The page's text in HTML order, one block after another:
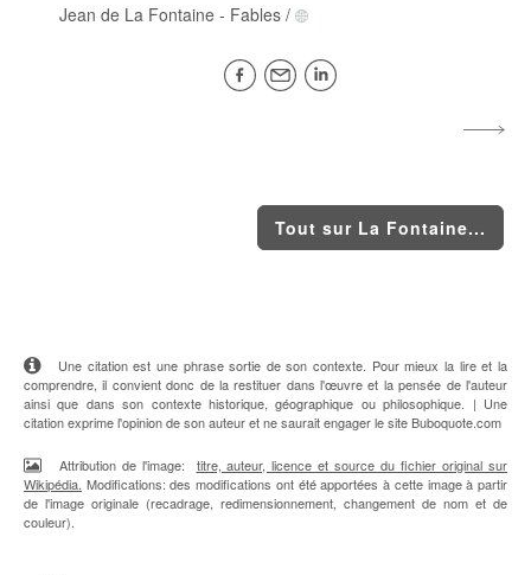
Jean de La Fontaine - Fables /
Tout sur La Fontaine...
Une citation est une phrase sortie de son contexte. Pour mieux la lire et la
comprendre, il convient donc de la restituer dans l'œuvre et la pensée de l'auteur
ainsi que dans son contexte historique, géographique ou philosophique. | Une
citation exprime l'opinion de son auteur et ne saurait engager le site Buboquote.com
Attribution de l'image: titre, auteur, licence et source du fichier original sur
Wikipédia. Modifications: des modifications ont été apportées à cette image à partir
de l'image originale (recadrage, redimensionnement, changement de nom et de
couleur).